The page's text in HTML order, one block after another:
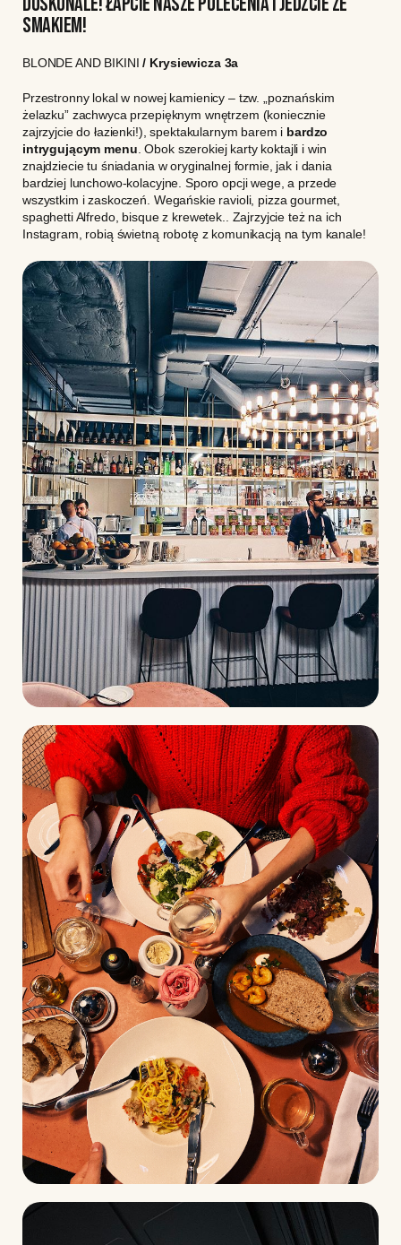
SMAKIEM!
BLONDE AND BIKINI / Krysiewicza 3a
Przestronny lokal w nowej kamienicy – tzw. „poznańskim
żelazku” zachwyca przepięknym wnętrzem (koniecznie
zajrzyjcie do łazienki!), spektakularnym barem i bardzo
intrygującym menu. Obok szerokiej karty koktajli i win
znajdziecie tu śniadania w oryginalnej formie, jak i dania
bardziej lunchowo-kolacyjne. Sporo opcji wege, a przede
wszystkim i zaskoczeń. Wegańskie ravioli, pizza gourmet,
spaghetti Alfredo, bisque z krewetek.. Zajrzyjcie też na ich
Instagram, robią świetną robotę z komunikacją na tym kanale!